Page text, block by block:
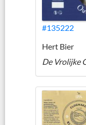
#135222
Hert Bier
De Vrolijke